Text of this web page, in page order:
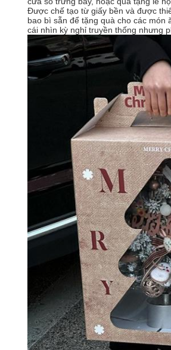
Được chế tạo từ giấy bền và được
bao bì sẵn để tặng quà cho các
cái nhìn kỳ nghỉ truyền thống nhưng